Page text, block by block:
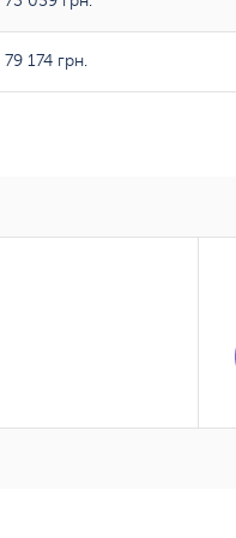
79 174 грн.
376 грн.